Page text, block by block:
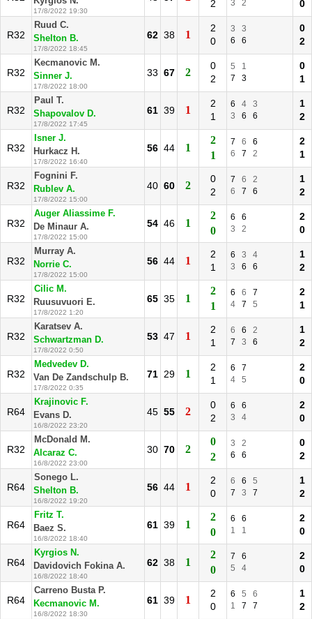
17/8/2022 19:30
2
3
2
0
R32
Ruud C.
Shelton B.
17/8/2022 18:45
62 38 1
2
0
3
3
6
6
0
2
R32
Kecmanovic M.
Sinner J.
17/8/2022 18:00
33 67 2
0
2
5
1
7
3
0
1
R32
Paul T.
Shapovalov D.
17/8/2022 17:45
61 39 1
2
1
6 4
3
3
6 6
1
2
R32
Isner J.
Hurkacz H.
17/8/2022 16:40
56 44 1
2
1
7 6
6
6
7 2
2
1
R32
Fognini F.
Rublev A.
17/8/2022 15:00
40 60 2
0
2
7 6
2
6
7 6
1
2
R32
Auger Aliassime F.
De Minaur A.
17/8/2022 15:00
54 46 1
2
0
6
6
3
2
2
0
R32
Murray A.
Norrie C.
17/8/2022 15:00
56 44 1
2
1
6 3
4
3
6 6
1
2
R32
Cilic M.
Ruusuvuori E.
17/8/2022 1:20
65 35 1
2
1
6 6
7
4
7 5
2
1
R32
Karatsev A.
Schwartzman D.
17/8/2022 0:50
53 47 1
2
1
6 6
2
7
3 6
1
2
R32
Medvedev D.
Van De Zandschulp B.
17/8/2022 0:35
71 29 1
2
1
6
7
4
5
2
0
R64
Krajinovic F.
Evans D.
16/8/2022 23:20
45 55 2
0
2
6
6
3
4
2
0
R32
McDonald M.
Alcaraz C.
16/8/2022 23:00
30 70 2
0
2
3
2
6
6
0
2
R64
Sonego L.
Shelton B.
16/8/2022 19:20
56 44 1
2
0
6 6
5
7
3 7
1
2
R64
Fritz T.
Baez S.
16/8/2022 18:40
61 39 1
2
0
6
6
1
1
2
0
R64
Kyrgios N.
Davidovich Fokina A.
16/8/2022 18:40
62 38 1
2
0
7
6
5
4
2
0
R64
Carreno Busta P.
Kecmanovic M.
16/8/2022 18:30
61 39 1
2
0
6 5
6
1
7 7
1
2